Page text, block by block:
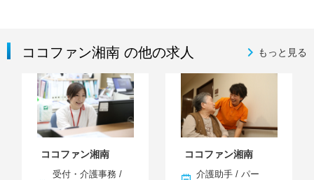
ココファン湘南 の他の求人 もっと見る
ココファン湘南
受付・介護事務 /
ココファン湘南
介護助手 / パー